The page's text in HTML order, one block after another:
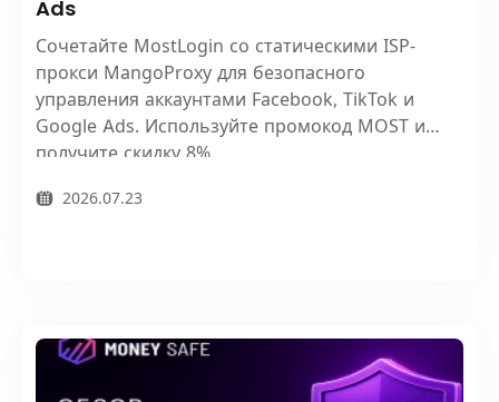
Ads
Сочетайте MostLogin со статическими ISP-
прокси MangoProxy для безопасного
управления аккаунтами Facebook, TikTok и
Google Ads. Используйте промокод MOST и
получите скидку 8%.
2026.07.23